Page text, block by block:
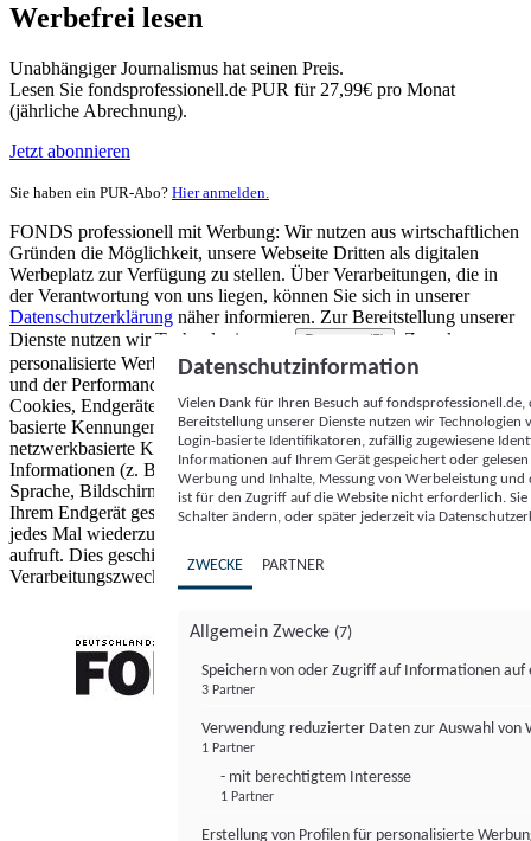
Werbefrei lesen
Unabhängiger Journalismus hat seinen Preis.
Lesen Sie fondsprofessionell.de PUR für 27,99€ pro Monat
(jährliche Abrechnung).
Jetzt abonnieren
Sie haben ein PUR-Abo? Hier anmelden.
FONDS professionell mit Werbung: Wir nutzen aus wirtschaftlichen
Gründen die Möglichkeit, unsere Webseite Dritten als digitalen
Werbeplatz zur Verfügung zu stellen. Über Verarbeitungen, die in
der Verantwortung von uns liegen, können Sie sich in unserer
Datenschutzerklärung näher informieren. Zur Bereitstellung unserer
Dienste nutzen wir Technologien von
Partnern (5)
. Zwecke:
personalisierte Werbung und Inhalte, Messung von Werbeleistung
und der Performance von Inhalten sowie Zielgruppenforschung.
Cookies, Endgeräte- oder ähnliche Online-Kennungen (z. B. login-
basierte Kennungen, zufällig generierte Kennungen,
netzwerkbasierte Kennungen) können zusammen mit anderen
Informationen (z. B. Browsertyp und Browserinformationen,
Sprache, Bildschirmgröße, unterstützte Technologien usw.) auf
Ihrem Endgerät gespeichert oder von dort ausgelesen werden, um es
jedes Mal wiederzuerkennen, wenn es eine App oder einer Webseite
aufruft. Dies geschieht für einen oder mehrere der hier aufgeführten
Verarbeitungszwecke.
Datenschutzinformation
Vielen Dank für Ihren Besuch auf
Bereitstellung unserer Dienste nutzen wir Technologien
Login-basierte Identifikatoren, zufällig zugewiesene
Informationen auf Ihrem Gerät gespeichert oder
Werbung und Inhalte, Messung von Werbeleistung
ist für den Zugriff auf die Website nicht erforderlich.
Schalter ändern, oder später jederzeit via
ZWECKE PARTNER
Allgemein Zwecke (7)
Speichern von oder Zugriff auf Informationen auf
3 Partner
Verwendung reduzierter Daten zur Auswahl von
1 Partner
- mit berechtigtem Interesse
1 Partner
Erstellung von Profilen für personalisierte
FONDS professionell